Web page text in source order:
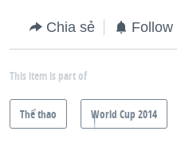
Chia sẻ Follow
This item is part of
Thể thao World Cup 2014